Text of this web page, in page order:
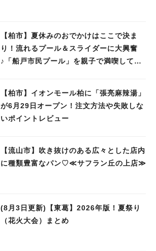
【柏市】夏休みのおでかけはここで決ま
り！流れるプール＆スライダーに大興奮
♪「船戸市民プール」を親子で満喫してき
【柏市】イオンモール柏に「張亮麻辣湯」
が6月29日オープン！注文方法や失敗しな
いポイントレビュー
【流山市】吹き抜けのある広々とした店内
に種類豊富なパン♡≪サフラン丘の上店≫
(8月3日更新)【東葛】2026年版！夏祭り
（花火大会）まとめ